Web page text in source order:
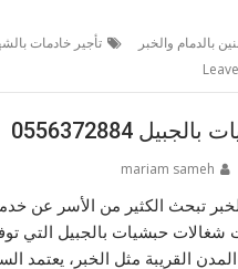
بالدمام والخبر تأجير خادمات
0556372884
mariam sameh
تبحث الكثير من الأسر عن
حبشيات بالجبيل التي
القريبة مثل الخبر، يعتمد